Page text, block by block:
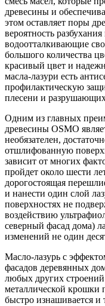
древесины и
этом оставляет поры
вероятность
водоотталкивающие
большого количества
красивый цвет и
масла-лазури есть
профилактическую
плесени и
Одним из главных
древесины OSMO
необязателен,
отшлифованную
зависит от многих
пройдет около шести
дорогостоящая
и нанести один слой
поверхностях не
воздействию
северный фасад дома)
изменений не один
Масло-лазурь с
фасадов деревянных
любых других
металлической крошки
быстро изнашивается и